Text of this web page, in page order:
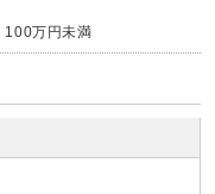
100万円未満